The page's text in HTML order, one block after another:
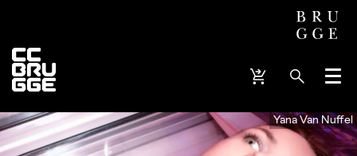
Menu
Yana Van Nuffel